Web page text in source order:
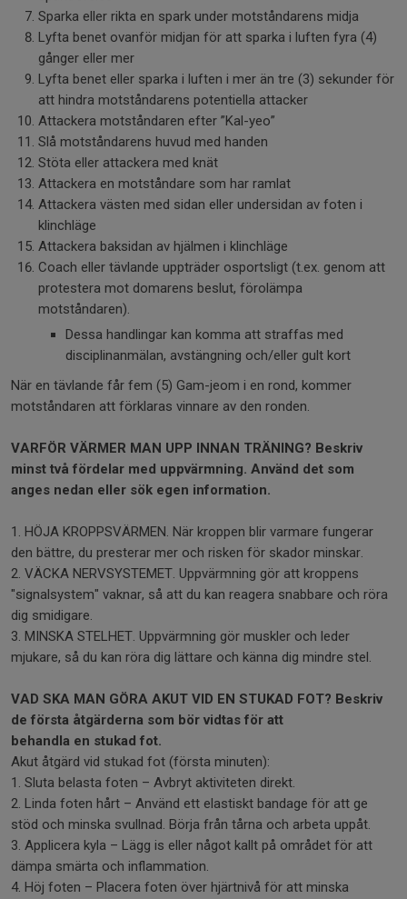
Sparka eller rikta en spark under motståndarens midja
Lyfta benet ovanför midjan för att sparka i luften fyra (4)
gånger eller mer
Lyfta benet eller sparka i luften i mer än tre (3) sekunder för
att hindra motståndarens potentiella attacker
Attackera motståndaren efter ”Kal-yeo”
Slå motståndarens huvud med handen
Stöta eller attackera med knät
Attackera en motståndare som har ramlat
Attackera västen med sidan eller undersidan av foten i
klinchläge
Attackera baksidan av hjälmen i klinchläge
Coach eller tävlande uppträder osportsligt (t.ex. genom att
protestera mot domarens beslut, förolämpa
motståndaren).
Dessa handlingar kan komma att straffas med
disciplinanmälan, avstängning och/eller gult kort
När en tävlande får fem (5) Gam-jeom i en rond, kommer
motståndaren att förklaras vinnare av den ronden.
VARFÖR VÄRMER MAN UPP INNAN TRÄNING? Beskriv
minst två fördelar med uppvärmning. Använd det som
anges nedan eller sök egen information.
1. HÖJA KROPPSVÄRMEN. När kroppen blir varmare fungerar
den bättre, du presterar mer och risken för skador minskar.
2. VÄCKA NERVSYSTEMET. Uppvärmning gör att kroppens
"signalsystem" vaknar, så att du kan reagera snabbare och röra
dig smidigare.
3. MINSKA STELHET. Uppvärmning gör muskler och leder
mjukare, så du kan röra dig lättare och känna dig mindre stel.
VAD SKA MAN GÖRA AKUT VID EN STUKAD FOT? Beskriv
de första åtgärderna som bör vidtas för att
behandla en stukad fot.
Akut åtgärd vid stukad fot (första minuten):
1. Sluta belasta foten – Avbryt aktiviteten direkt.
2. Linda foten hårt – Använd ett elastiskt bandage för att ge
stöd och minska svullnad. Börja från tårna och arbeta uppåt.
3. Applicera kyla – Lägg is eller något kallt på området för att
dämpa smärta och inflammation.
4. Höj foten – Placera foten över hjärtnivå för att minska